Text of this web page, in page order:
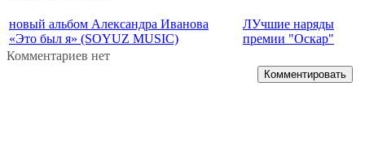
новый альбом Александра Иванова
«Это был я» (SOYUZ MUSIC)
ЛУчшие наряды
премии "Оскар"
Комментариев нет
Комментировать